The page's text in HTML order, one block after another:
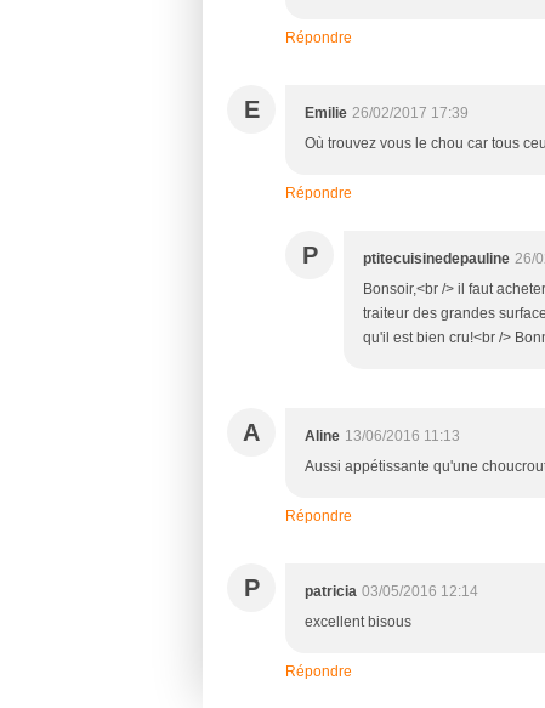
Répondre
E Emilie 26/02/2017 17:39
Où trouvez vous le chou car tous
Répondre
P ptitecuisinedepauline 26/
Bonsoir,<br /> il faut
traiteur des grandes
qu'il est bien cru!<br />
A Aline 13/06/2016 11:13
Aussi appétissante qu'une
Répondre
P patricia 03/05/2016 12:14
excellent bisous
Répondre